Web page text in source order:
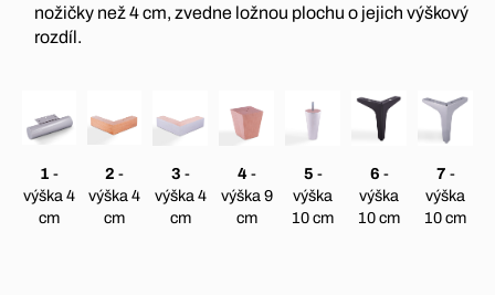
nožičky než 4 cm, zvedne ložnou plochu o jejich výškový
rozdíl.
1 -
výška 4
cm
2 -
výška 4
cm
3 -
výška 4
cm
4 -
výška 9
cm
5 -
výška
10 cm
6 -
výška
10 cm
7 -
výška
10 cm